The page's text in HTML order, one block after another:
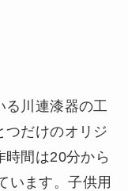
る川連漆器の工
つだけのオリジ
間は20分から
います。子供用